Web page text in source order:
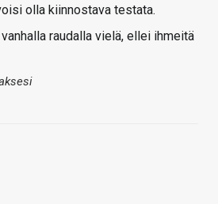
olla kiinnostava testata.
raudalla vielä, ellei ihmeitä